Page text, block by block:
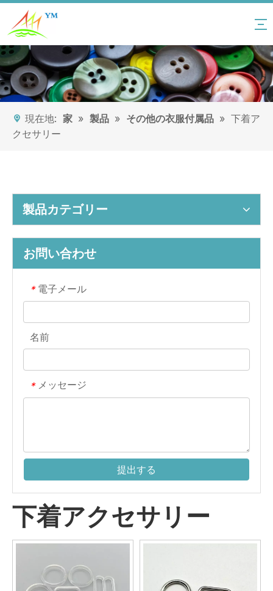
現在地: 家 » 製品 » その他の衣服付属品 » 下着ア
クセサリー
製品カテゴリー
お問い合わせ
* 電子メール
名前
* メッセージ
提出する
下着アクセサリー